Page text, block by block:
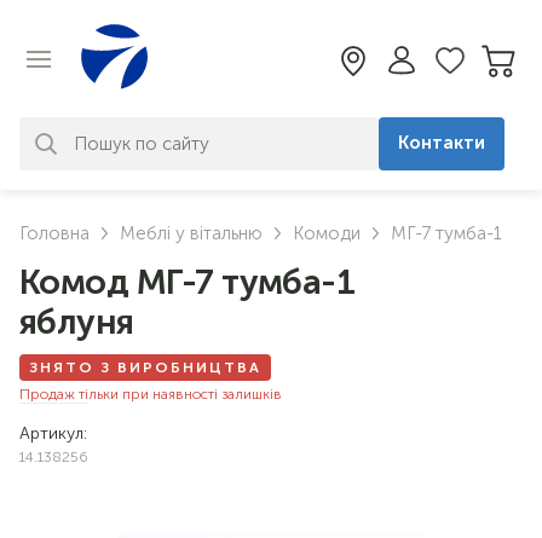
знайдено. Уточніть свій запит
Контакти
Головна Меблі у вітальню Комоди МГ-7 тумба-1
Комод МГ-7 тумба-1
яблуня
ЗНЯТО З ВИРОБНИЦТВА
Продаж тільки при наявності залишків
Артикул:
14.138256